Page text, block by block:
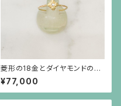
菱形の18金とダイヤモンドの華
奢なリング（小）
¥77,000